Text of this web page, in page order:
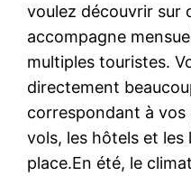
voulez découvrir sur
accompagne
multiples touristes.
directement
correspondant à vos
vols, les hôtels et
place.En été, le